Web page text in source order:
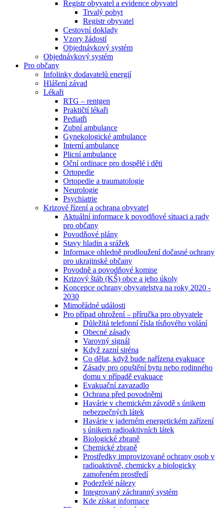
Registr obyvatel a evidence obyvatel
Trvalý pobyt
Registr obyvatel
Cestovní doklady
Vzory žádostí
Objednávkový systém
Objednávkový systém
Pro občany
Infolinky dodavatelů energií
Hlášení závad
Lékaři
RTG – rentgen
Praktičtí lékaři
Pediatři
Zubní ambulance
Gynekologické ambulance
Interní ambulance
Plicní ambulance
Oční ordinace pro dospělé i děti
Ortopedie
Ortopedie a traumatologie
Neurologie
Psychiatrie
Krizové řízení a ochrana obyvatel
Aktuální informace k povodňové situaci a rady
pro občany
Povodňové plány
Stavy hladin a srážek
Informace ohledně prodloužení dočasné ochrany
pro ukrajinské občany
Povodně a povodňové komise
Krizový štáb (KŠ) obce a jeho úkoly
Koncepce ochrany obyvatelstva na roky 2020 -
2030
Mimořádné události
Pro případ ohrožení – příručka pro obyvatele
Důležitá telefonní čísla tísňového volání
Obecné zásady
Varovný signál
Když zazní siréna
Co dělat, když bude nařízena evakuace
Zásady pro opuštění bytu nebo rodinného
domu v případě evakuace
Evakuační zavazadlo
Ochrana před povodněmi
Havárie v chemickém závodě s únikem
nebezpečných látek
Havárie v jaderném energetickém zařízení
s únikem radioaktivních látek
Biologické zbraně
Chemické zbraně
Prostředky improvizované ochrany osob v
radioaktivně, chemicky a biologicky
zamořeném prostředí
Podezřelé nálezy
Integrovaný záchranný systém
Kde získat informace